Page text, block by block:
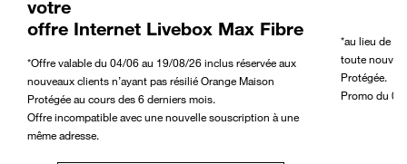
votre
offre Internet Livebox Max Fibre
*Offre valable du 04/06 au 19/08/26 inclus réservée aux
nouveaux clients n’ayant pas résilié Orange Maison
Protégée au cours des 6 derniers mois.
Offre incompatible avec une nouvelle souscription à une
même adresse.
*au lieu de
toute
Protégée.
Promo du